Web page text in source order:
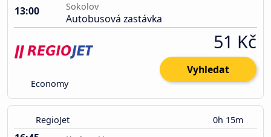
13:00
Sokolov
Autobusová zastávka
Economy
51 Kč
Vyhledat
RegioJet 0h 15m